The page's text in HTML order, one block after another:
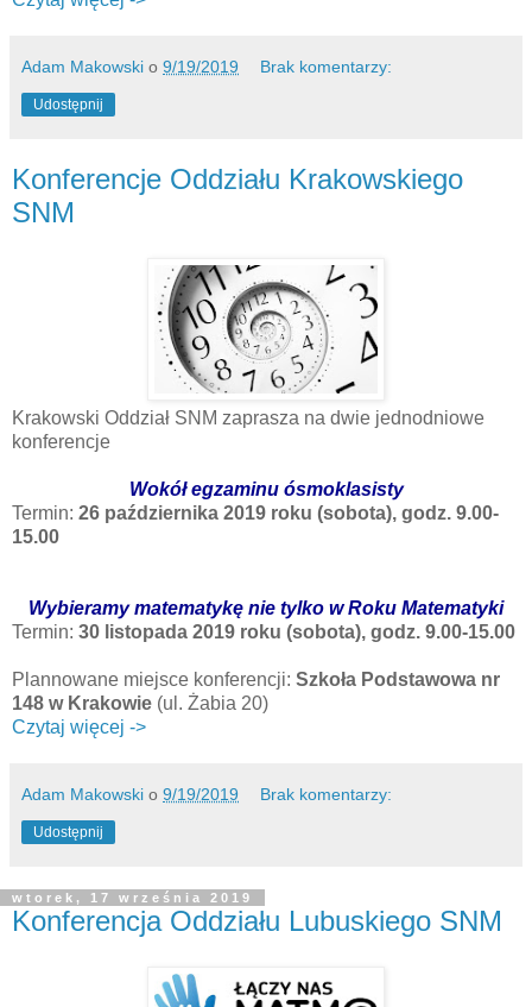
Adam Makowski o 9/19/2019 Brak komentarzy:
Udostępnij
Konferencje Oddziału Krakowskiego
SNM
Krakowski Oddział SNM zaprasza na dwie jednodniowe
konferencje
Wokół egzaminu ósmoklasisty
Termin: 26 października 2019 roku (sobota), godz. 9.00-
15.00
Wybieramy matematykę nie tylko w Roku Matematyki
Termin: 30 listopada 2019 roku (sobota), godz. 9.00-15.00
Plannowane miejsce konferencji: Szkoła Podstawowa nr
148 w Krakowie (ul. Żabia 20)
Czytaj więcej ->
Adam Makowski o 9/19/2019 Brak komentarzy:
Udostępnij
wtorek, 17 września 2019
Konferencja Oddziału Lubuskiego SNM